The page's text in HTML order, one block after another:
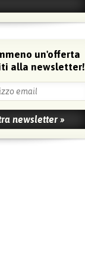
un'offerta
alla newsletter!